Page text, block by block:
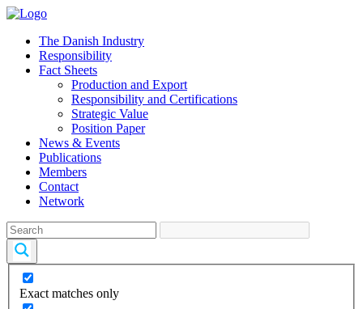
The Danish Industry
Responsibility
Fact Sheets
Production and Export
Responsibility and Certifications
Strategic Value
Position Paper
News & Events
Publications
Members
Contact
Network
Exact matches only